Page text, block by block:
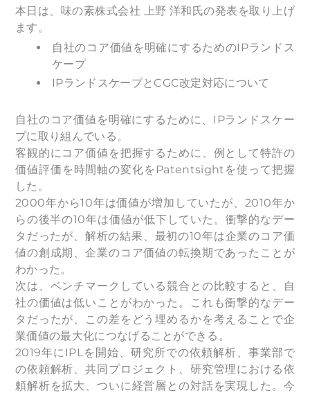
本日は、味の素株式会社 上野 洋和氏の発表を取り上げ
ます。
自社のコア価値を明確にするためのIPランドス
ケープ
IPランドスケープとCGC改定対応について
自社のコア価値を明確にするために、IPランドスケー
プに取り組んでいる。
客観的にコア価値を把握するために、例として特許の
価値評価を時間軸の変化をPatentsightを使って把握
した。
2000年から10年は価値が増加していたが、2010年か
らの後半の10年は価値が低下していた。衝撃的なデー
タだったが、解析の結果、最初の10年は企業のコア価
値の創成期、企業のコア価値の転換期であったことが
わかった。
次は、ベンチマークしている競合との比較すると、自
社の価値は低いことがわかった。これも衝撃的なデー
タだったが、この差をどう埋めるかを考えることで企
業価値の最大化につなげることができる。
2019年にIPLを開始、研究所での依頼解析、事業部で
の依頼解析、共同プロジェクト、研究管理における依
頼解析を拡大、ついに経営層との対話を実現した。今